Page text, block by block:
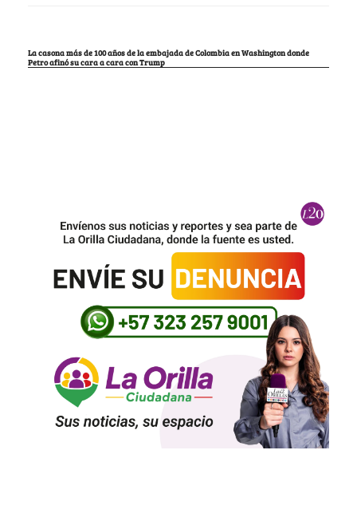
La casona más de 100 años de la embajada de Colombia en Washington donde
Petro afinó su cara a cara con Trump